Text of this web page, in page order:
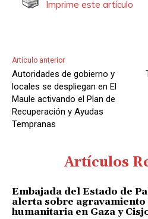
Imprime este artículo
Artículo anterior
Autoridades de gobierno y
locales se despliegan en El
Maule activando el Plan de
Recuperación y Ayudas
Tempranas
Artículos
Embajada del Estado de
alerta sobre agravamiento
humanitaria en Gaza y